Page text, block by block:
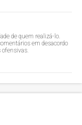
de quem realizá-lo.
em desacordo
ofensivas.